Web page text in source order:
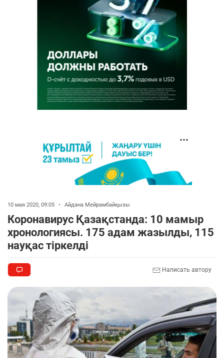
10 мая 2020, 09:05 • Айдана Мейрамбайқызы
Коронавирус Қазақстанда: 10 мамыр
хронологиясы. 175 адам жазылды, 115
науқас тіркелді
Написать автору